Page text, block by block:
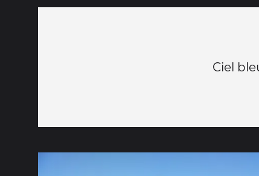
Ciel